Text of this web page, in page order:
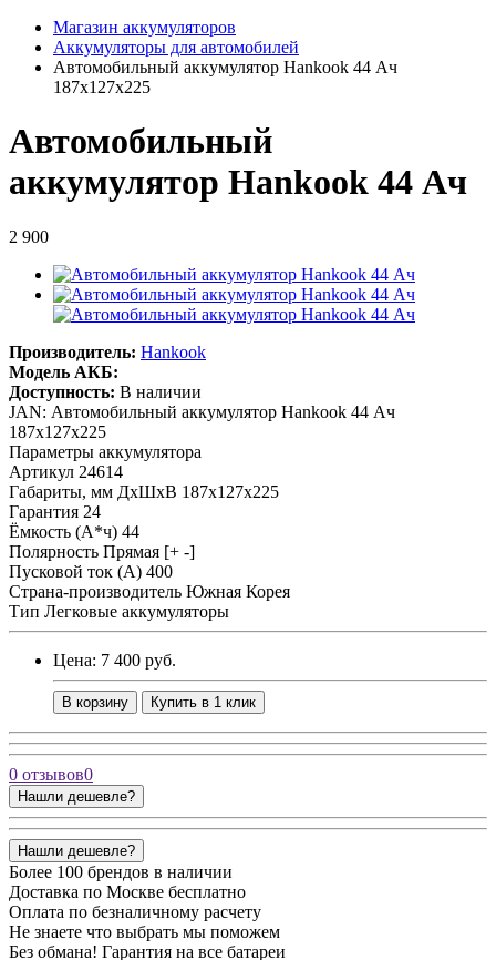
Магазин аккумуляторов
Аккумуляторы для автомобилей
Автомобильный аккумулятор Hankook 44 Ач
187x127x225
Автомобильный
аккумулятор Hankook 44 Ач
2 900
Производитель: Hankook
Модель АКБ:
Доступность: В наличии
JAN: Автомобильный аккумулятор Hankook 44 Ач
187x127x225
Параметры аккумулятора
Артикул 24614
Габариты, мм ДхШхВ 187x127x225
Гарантия 24
Ёмкость (А*ч) 44
Полярность Прямая [+ -]
Пусковой ток (А) 400
Страна-производитель Южная Корея
Тип Легковые аккумуляторы
Цена: 7 400 руб.
В корзину Купить в 1 клик
0 отзывов0
Нашли дешевле?
Нашли дешевле?
Более 100 брендов в наличии
Доставка по Москве бесплатно
Оплата по безналичному расчету
Не знаете что выбрать мы поможем
Без обмана! Гарантия на все батареи